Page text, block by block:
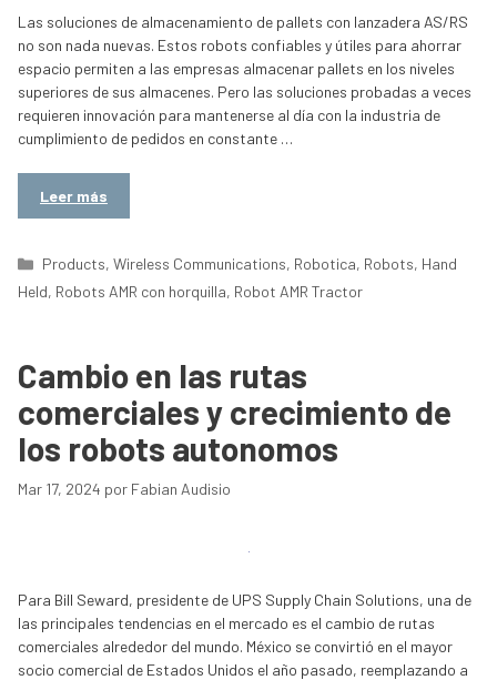
Las soluciones de almacenamiento de pallets con lanzadera AS/RS
no son nada nuevas. Estos robots confiables y útiles para ahorrar
espacio permiten a las empresas almacenar pallets en los niveles
superiores de sus almacenes. Pero las soluciones probadas a veces
requieren innovación para mantenerse al día con la industria de
cumplimiento de pedidos en constante …
Leer más
Categorías
Products,Wireless Communications, Robotica, Robots, Hand
Held, Robots AMR con horquilla, Robot AMR Tractor
Cambio en las rutas
comerciales y crecimiento de
los robots autonomos
Mar 17, 2024 por Fabian Audisio
Para Bill Seward, presidente de UPS Supply Chain Solutions, una de
las principales tendencias en el mercado es el cambio de rutas
comerciales alrededor del mundo. México se convirtió en el mayor
socio comercial de Estados Unidos el año pasado, reemplazando a